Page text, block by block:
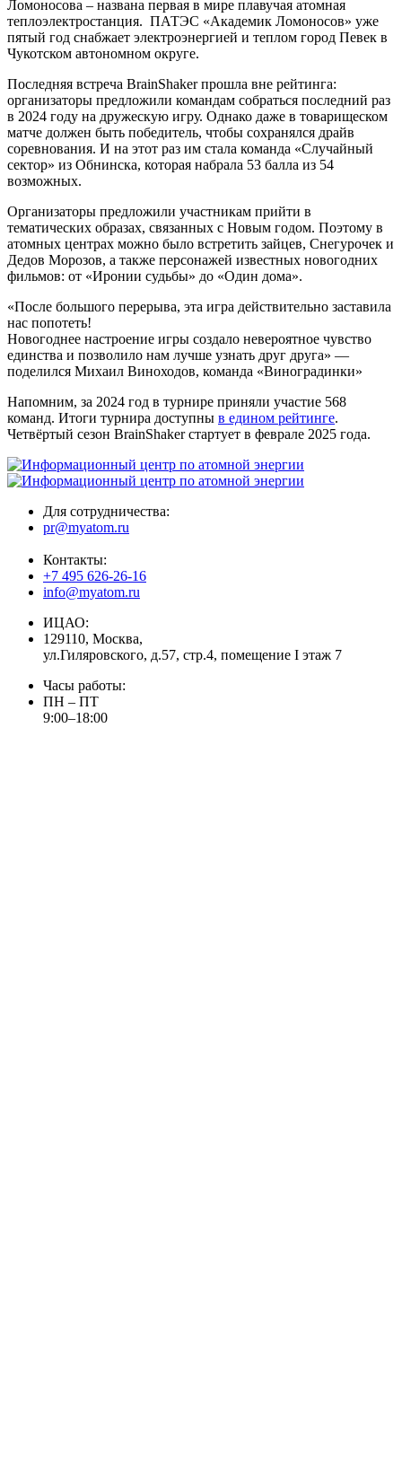
Ломоносова – названа первая в мире плавучая атомная
теплоэлектростанция. ПАТЭС «Академик Ломоносов» уже
пятый год снабжает электроэнергией и теплом город Певек в
Чукотском автономном округе.
Последняя встреча BrainShaker прошла вне рейтинга:
организаторы предложили командам собраться последний раз
в 2024 году на дружескую игру. Однако даже в товарищеском
матче должен быть победитель, чтобы сохранялся драйв
соревнования. И на этот раз им стала команда «Случайный
сектор» из Обнинска, которая набрала 53 балла из 54
возможных.
Организаторы предложили участникам прийти в
тематических образах, связанных с Новым годом. Поэтому в
атомных центрах можно было встретить зайцев, Снегурочек и
Дедов Морозов, а также персонажей известных новогодних
фильмов: от «Иронии судьбы» до «Один дома».
«После большого перерыва, эта игра действительно заставила
нас попотеть!
Новогоднее настроение игры создало невероятное чувство
единства и позволило нам лучше узнать друг друга» —
поделился Михаил Виноходов, команда «Виноградинки»
Напомним, за 2024 год в турнире приняли участие 568
команд. Итоги турнира доступны в едином рейтинге.
Четвёртый сезон BrainShaker стартует в феврале 2025 года.
Для сотрудничества:
pr@myatom.ru
Контакты:
+7 495 626-26-16
info@myatom.ru
ИЦАО:
129110, Москва,
ул.Гиляровского, д.57, стр.4, помещение I этаж 7
Часы работы:
ПН – ПТ
9:00–18:00